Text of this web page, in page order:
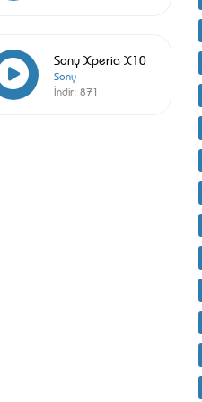
Sony Xperia X10
Sony
İndir: 871